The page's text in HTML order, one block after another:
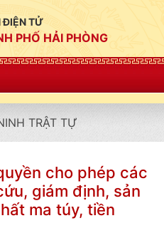
ĐIỆN TỬ
PHỐ HẢI PHÒNG
TRẬT TỰ
cho phép các
giám định, sản
ma túy, tiền